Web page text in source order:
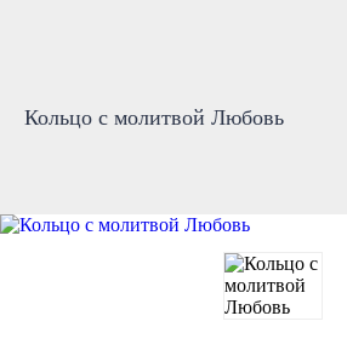
Кольцо с молитвой Любовь